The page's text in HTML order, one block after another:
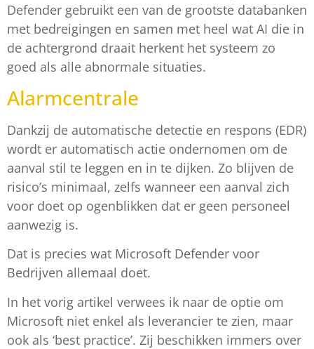
Defender gebruikt een van de grootste databanken
met bedreigingen en samen met heel wat AI die in
de achtergrond draait herkent het systeem zo
goed als alle abnormale situaties.
Alarmcentrale
Dankzij de automatische detectie en respons (EDR)
wordt er automatisch actie ondernomen om de
aanval stil te leggen en in te dijken. Zo blijven de
risico’s minimaal, zelfs wanneer een aanval zich
voor doet op ogenblikken dat er geen personeel
aanwezig is.
Dat is precies wat Microsoft Defender voor
Bedrijven allemaal doet.
In het vorig artikel verwees ik naar de optie om
Microsoft niet enkel als leverancier te zien, maar
ook als ‘best practice’. Zij beschikken immers over